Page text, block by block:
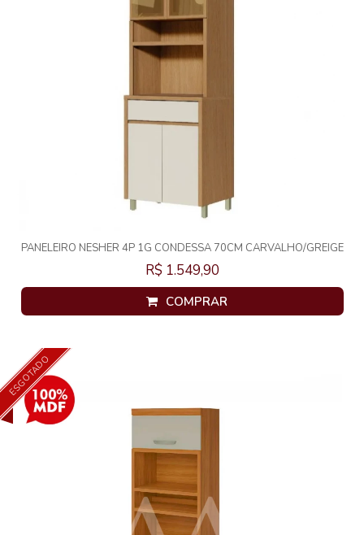
PANELEIRO NESHER 4P 1G CONDESSA 70CM CARVALHO/GREIGE
R$ 1.549,90
COMPRAR
ESGOTADO